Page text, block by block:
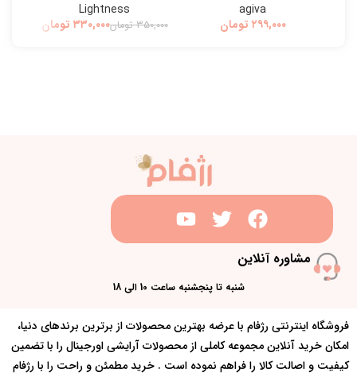
agiva
تومان
Lightness
۳۵۰,۰۰۰ تومان۳۳۰,۰۰۰ تومان
مشاوره آنلاین
شنبه تا پنجشنبه ساعت 10 الی 18
فروشگاه اینترنتی رژفام با عرضه بهترین محصولات از برترین برندهای دنیا،
امکان خرید آنلاین مجموعه کاملی از محصولات آرایشی اورجینال را با تضمین
کیفیت و اصالت کالا را فراهم نموده است . خرید مطمئن و راحت را با رژفام